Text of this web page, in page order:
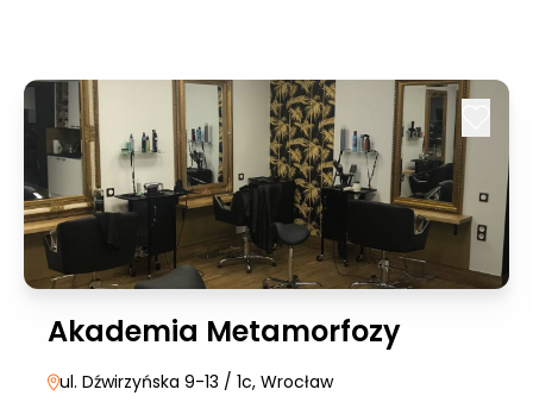
Akademia Metamorfozy
ul. Dźwirzyńska 9-13 / 1c, Wrocław